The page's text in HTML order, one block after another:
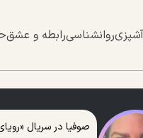
روانشناسیرابطه و عشق
صوفیا در سریال